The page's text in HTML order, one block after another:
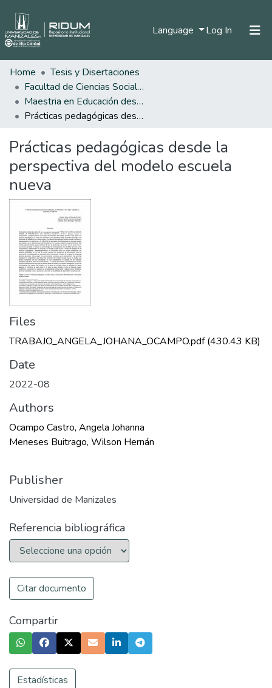
Language Log In (current)
Statistics
Home
Tesis y Disertaciones
Facultad de Ciencias Sociales y Humanas
Maestria en Educación desde la Diversidad
Prácticas pedagógicas desde la perspectiva del modelo escuela nueva
Prácticas pedagógicas desde la
perspectiva del modelo escuela
nueva
Files
TRABAJO_ANGELA_JOHANA_OCAMPO.pdf(430.43 KB)
Date
2022-08
Authors
Ocampo Castro, Angela Johanna
Meneses Buitrago, Wilson Hernán
Publisher
Universidad de Manizales
Referencia bibliográfica
Citar documento
Compartir
Estadísticas